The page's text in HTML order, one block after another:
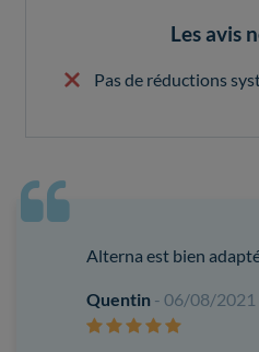
Les avis
Pas de réductions
Alterna est bien
Quentin - 06/08/2021